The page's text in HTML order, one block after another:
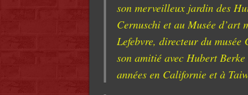
son merveilleux jardin des
Cernuschi et au Musée d’art
Lefebvre, directeur du musée
son amitié avec Hubert
années en Californie et à